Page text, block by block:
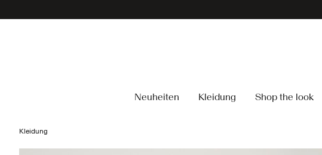
Neuheiten Kleidung Shop the look
Kleidung